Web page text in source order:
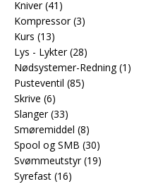
Kniver (41)
Kompressor (3)
Kurs (13)
Lys - Lykter (28)
Nødsystemer-Redning (1)
Pusteventil (85)
Skrive (6)
Slanger (33)
Smøremiddel (8)
Spool og SMB (30)
Svømmeutstyr (19)
Syrefast (16)